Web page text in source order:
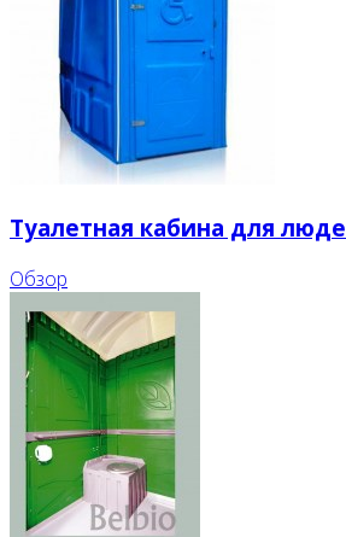
Туалетная кабина для
Обзор